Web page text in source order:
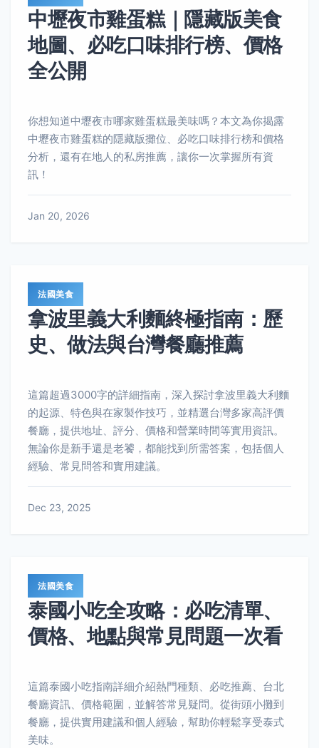
中壢夜市雞蛋糕｜隱藏版美食
地圖、必吃口味排行榜、價格
全公開
你想知道中壢夜市哪家雞蛋糕最美味嗎？本文為你揭露
中壢夜市雞蛋糕的隱藏版攤位、必吃口味排行榜和價格
分析，還有在地人的私房推薦，讓你一次掌握所有資
訊！
Jan 20, 2026
法國美食
拿波里義大利麵終極指南：歷
史、做法與台灣餐廳推薦
這篇超過3000字的詳細指南，深入探討拿波里義大利麵
的起源、特色與在家製作技巧，並精選台灣多家高評價
餐廳，提供地址、評分、價格和營業時間等實用資訊。
無論你是新手還是老饕，都能找到所需答案，包括個人
經驗、常見問答和實用建議。
Dec 23, 2025
法國美食
泰國小吃全攻略：必吃清單、
價格、地點與常見問題一次看
這篇泰國小吃指南詳細介紹熱門種類、必吃推薦、台北
餐廳資訊、價格範圍，並解答常見疑問。從街頭小攤到
餐廳，提供實用建議和個人經驗，幫助你輕鬆享受泰式
美味。